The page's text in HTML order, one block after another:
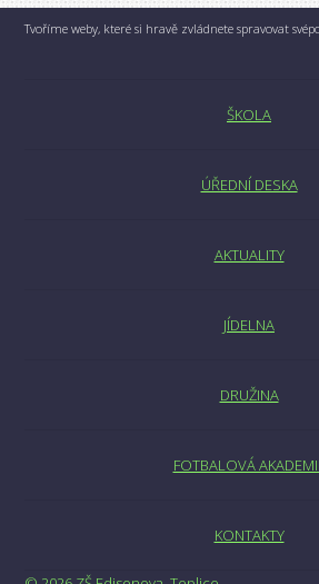
Tvoříme weby, které si hravě zvládnete spravovat
ŠKOLA
ÚŘEDNÍ DESKA
AKTUALITY
JÍDELNA
DRUŽINA
FOTBALOVÁ
KONTAKTY